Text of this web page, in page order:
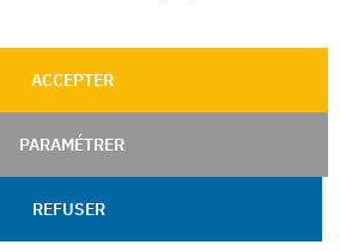
ACCEPTER
PARAMÉTRER
REFUSER